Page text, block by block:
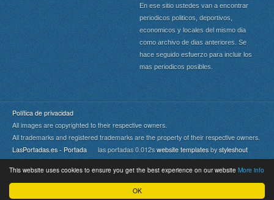
OK
This website uses cookies to ensure you get the best experience on our website More info
En ese sitio ustedes van a encontrar
periodicos politicos, deportivos,
economicos y locales del mismo dia
como archivo de dias anteriores. Se
hace seguido esfuerzo para incluir los
mas periodicos posibles.
Política de privacidad
All images are copyrighted to their respective owners.
All trademarks and registered trademarks are the property of their respective owners.
LasPortadas.es - Portada las portadas 0.012s website templates by styleshout